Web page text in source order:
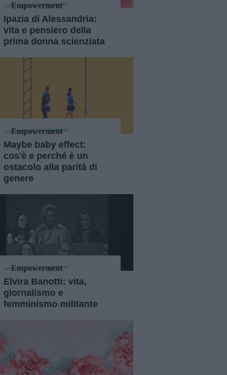
Empowerment
Ipazia di Alessandria:
vita e pensiero della
prima donna scienziata
Empowerment
Maybe baby effect:
cos'è e perché è un
ostacolo alla parità di
genere
Empowerment
Elvira Banotti: vita,
giornalismo e
femminismo militante